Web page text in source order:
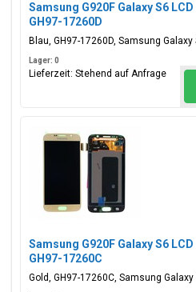
Samsung G920F Galaxy S6
GH97-17260D
Blau, GH97-17260D, Samsung Galaxy
Lager: 0
Lieferzeit: Stehend auf Anfrage
Samsung G920F Galaxy S6
GH97-17260C
Gold, GH97-17260C, Samsung Galaxy